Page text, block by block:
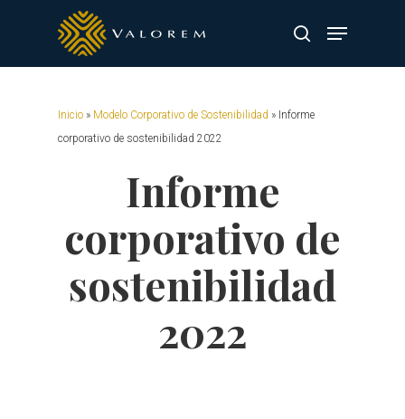
search
Menu
Inicio » Modelo Corporativo de Sostenibilidad » Informe
corporativo de sostenibilidad 2022
Informe
corporativo de
sostenibilidad
2022